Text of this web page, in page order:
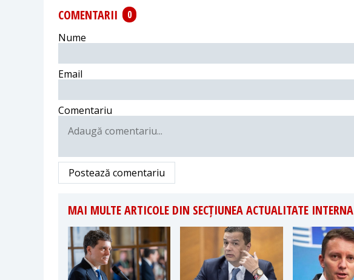
COMENTARII
0
Nume
Email
Comentariu
Postează comentariu
MAI MULTE ARTICOLE DIN SECȚIUNEA ACTUALITATE INTERNA